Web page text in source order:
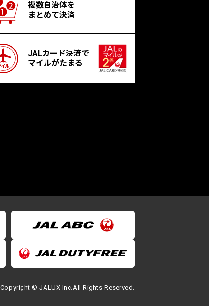
複数自治体を
まとめて決済
JALカード決済で
マイルがたまる
Copyright © JALUX Inc.All Rights Reserved.